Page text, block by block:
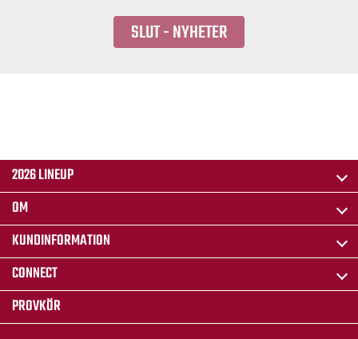
SLUT - NYHETER
2026 LINEUP
OM
KUNDINFORMATION
CONNECT
PROVKÖR